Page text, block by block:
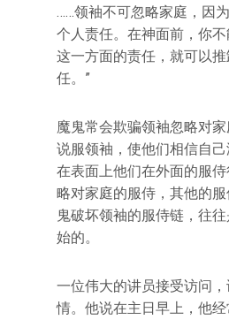
……领袖不可忽略家庭，因
个人责任。在神面前，你
这一方面的责任，就可以
任。”
魔鬼常会欺骗领袖忽略对
说服领袖，使他们相信自
在表面上他们在外面的服
略对家庭的服侍，其他的
鬼破坏领袖的服侍链，往
始的。
一位伟大的讲员接受访问
情。他说在主日早上，他